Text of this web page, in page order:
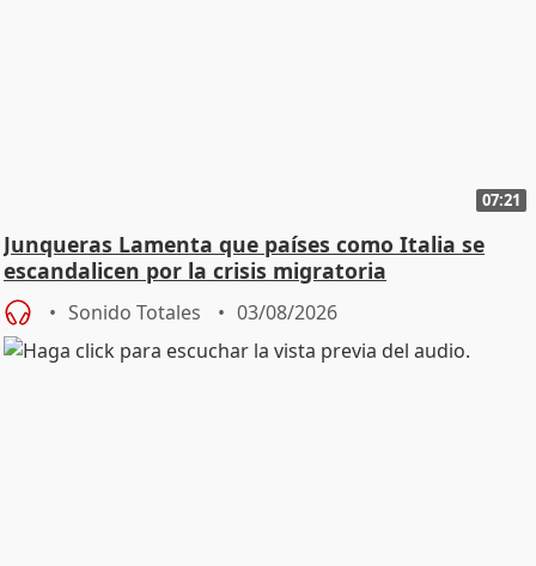
07:21
Junqueras Lamenta que países como Italia se
escandalicen por la crisis migratoria
Sonido Totales 03/08/2026